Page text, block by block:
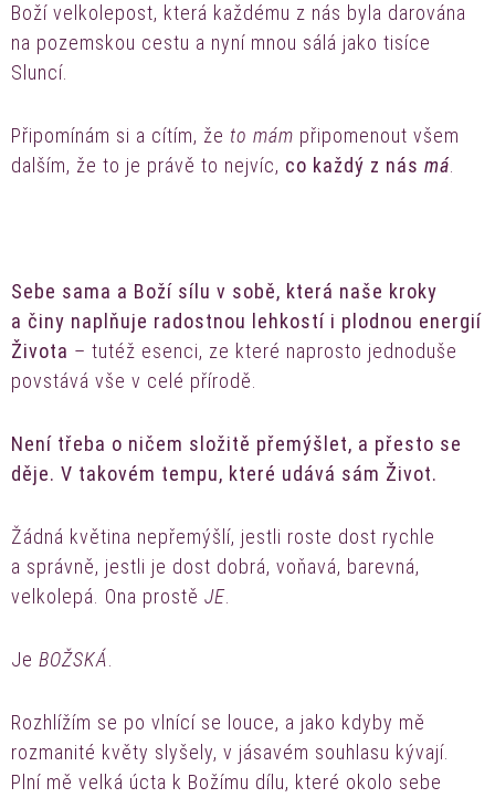
Boží velkolepost, která každému z nás byla darována
na pozemskou cestu a nyní mnou sálá jako tisíce
Sluncí.
Připomínám si a cítím, že to mám připomenout všem
dalším, že to je právě to nejvíc, co každý z nás má
Sebe sama a Boží sílu v sobě, která naše kroky
a činy naplňuje radostnou lehkostí i plodnou energií
Života – tutéž esenci, ze které naprosto jednoduše
povstává vše v celé přírodě.
Není třeba o ničem složitě přemýšlet, a přesto se
děje. V takovém tempu, které udává sám Život.
Žádná květina nepřemýšlí, jestli roste dost rychle
a správně, jestli je dost dobrá, voňavá, barevná,
velkolepá. Ona prostě JE
Je BOŽSKÁ
Rozhlížím se po vlnící se louce, a jako kdyby mě
rozmanité květy slyšely, v jásavém souhlasu kývají.
Plní mě velká úcta k Božímu dílu, které okolo sebe